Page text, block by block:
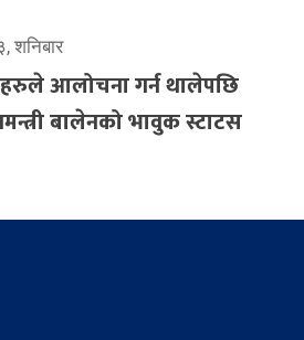
शनिबार
आलोचना गर्न थालेपछि
बालेनको भावुक स्टाटस